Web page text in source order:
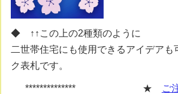
◆ ↑↑この上の2種類のように
二世帯住宅にも使用できるアイデアも
ク表札です。
************** ★
ご